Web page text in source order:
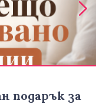
подарък за